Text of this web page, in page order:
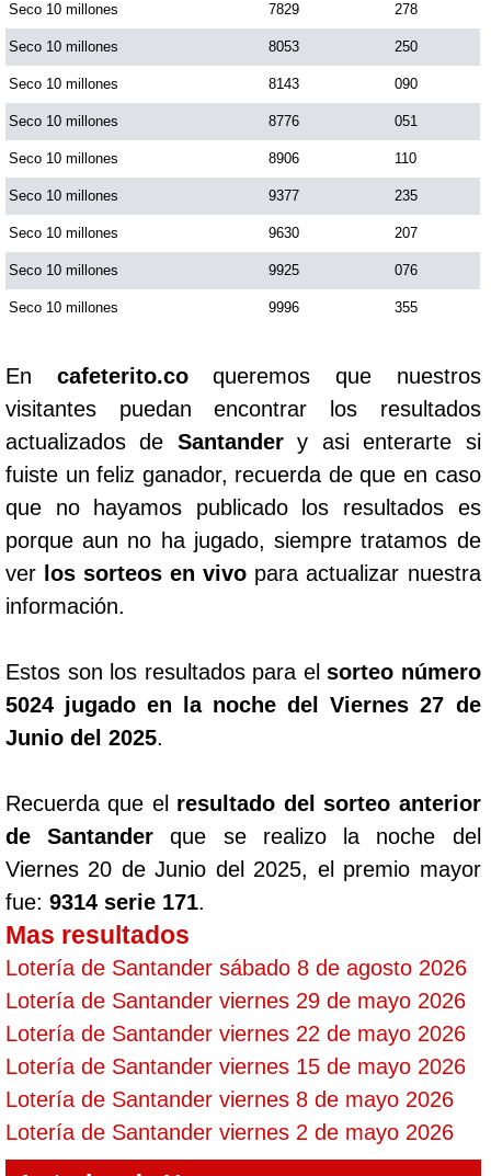
Seco 10 millones 7829 278
Seco 10 millones 8053 250
Seco 10 millones 8143 090
Seco 10 millones 8776 051
Seco 10 millones 8906 110
Seco 10 millones 9377 235
Seco 10 millones 9630 207
Seco 10 millones 9925 076
Seco 10 millones 9996 355
En cafeterito.coqueremos que nuestros
visitantes puedan encontrar los resultados
actualizados de Santandery asi enterarte si
fuiste un feliz ganador, recuerda de que en caso
que no hayamos publicado los resultados es
porque aun no ha jugado, siempre tratamos de
ver los sorteos en vivo para actualizar nuestra
información.
Estos son los resultados para elsorteo número
5024 jugado en la noche del Viernes 27 de
Junio del 2025.
Recuerda que el resultado del sorteo anterior
de Santander que se realizo la noche del
Viernes 20 de Junio del 2025, el premio mayor
fue: 9314 serie 171.
Mas resultados
Lotería de Santander sábado 8 de agosto 2026
Lotería de Santander viernes 29 de mayo 2026
Lotería de Santander viernes 22 de mayo 2026
Lotería de Santander viernes 15 de mayo 2026
Lotería de Santander viernes 8 de mayo 2026
Lotería de Santander viernes 2 de mayo 2026